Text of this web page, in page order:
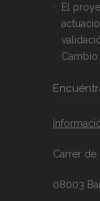
El
Carrer de
08003